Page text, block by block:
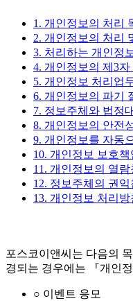
1. 개인정보의 처리
2. 개인정보의 처리
3. 처리하는 개인정
4. 개인정보의 제3
5. 개인정보 처리업
6. 개인정보의 파기
7. 정보주체와 법정
8. 개인정보의 안전
9. 개인정보를 자동
10. 개인정보 보호
11. 개인정보의 열
12. 정보주체의 권
13. 개인정보 처리
포스코이앤씨는 다음의
경되는 경우에는 『개인
○ 이벤트 응모